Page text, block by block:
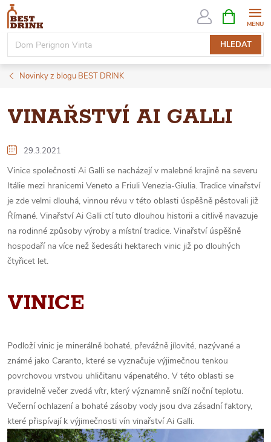
Přejít
obsah
HLEDAT
NÁKUPNÍ
KOŠÍK
Novinky z blogu BEST DRINK
VINAŘSTVÍ AI GALLI
29.3.2021
Vinice společnosti Ai Galli se nacházejí v malebné krajině na severu
Itálie mezi hranicemi Veneto a Friuli Venezia-Giulia. Tradice vinařství
je zde velmi dlouhá, vinnou révu v této oblasti úspěšně pěstovali již
Římané. Vinařství Ai Galli ctí tuto dlouhou historii a citlivě navazuje
na rodinné způsoby výroby a místní tradice. Vinařství úspěšně
hospodaří na více než šedesáti hektarech vinic již po dlouhých
čtyřicet let.
VINICE
Podloží vinic je minerálně bohaté, převážně jílovité, nazývané a
známé jako Caranto, které se vyznačuje výjimečnou tenkou
povrchovou vrstvou uhličitanu vápenatého. V této oblasti se
pravidelně večer zvedá vítr, který významně sníží noční teplotu.
Večerní ochlazení a bohaté zásoby vody jsou dva zásadní faktory,
které přispívají k výjimečnosti vín vinařství Ai Galli.